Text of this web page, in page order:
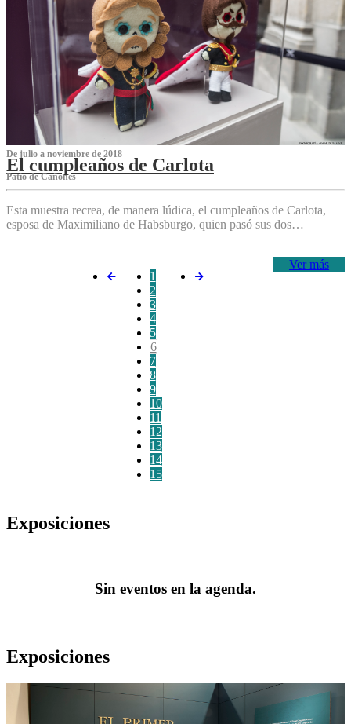
De julio a noviembre de 2018
El cumpleaños de Carlota
Patio de Cañones
Esta muestra recrea, de manera lúdica, el cumpleaños de Carlota,
esposa de Maximiliano de Habsburgo, quien pasó sus dos…
Ver más
1
2
3
4
5
6
7
8
9
10
11
12
13
14
15
Exposiciones
Sin eventos en la agenda.
Exposiciones